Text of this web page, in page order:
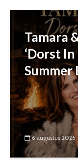
Tamara
‘Dorst In
Summer
6 augustus 2026